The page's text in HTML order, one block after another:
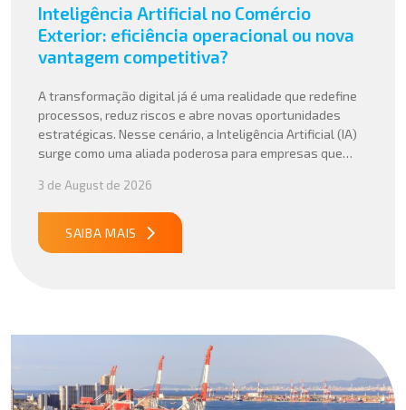
Inteligência Artificial no Comércio
Exterior: eficiência operacional ou nova
vantagem competitiva?
A transformação digital já é uma realidade que redefine
processos, reduz riscos e abre novas oportunidades
estratégicas. Nesse cenário, a Inteligência Artificial (IA)
surge como uma aliada poderosa para empresas que
suas operações internacionais. Mais do que automatizar
tarefas, a IA vem sendo aplicada para interpretar dados
complexos, […]
3 de August de 2026
SAIBA MAIS